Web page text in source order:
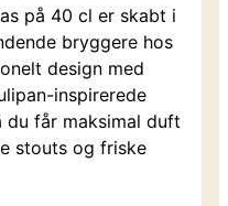
på 40 cl er skabt i
bryggere hos
design med
inspirerede
du får maksimal duft
stouts og friske